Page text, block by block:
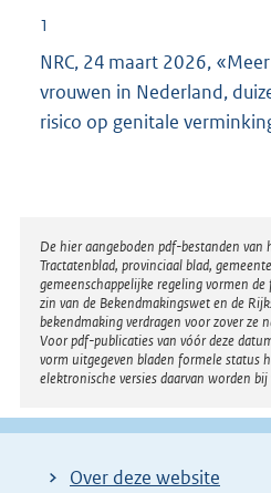
1
NRC, 24 maart 2026,
vrouwen in Nederland,
risico op genitale
Disclaimer
De hier aangeboden pdf-bestanden van
Tractatenblad, provinciaal blad,
gemeenschappelijke regeling vormen
zin van de Bekendmakingswet en de
bekendmaking verdragen voor zover ze
Voor pdf-publicaties van vóór deze
vorm uitgegeven bladen formele status
elektronische versies daarvan worden
Over deze website